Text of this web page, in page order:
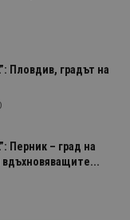
Пловдив, градът на
Перник – град на
вдъхновяващите...